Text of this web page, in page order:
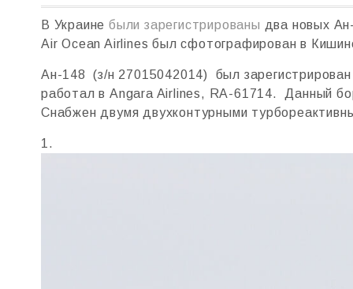
В Украине были зарегистрированы два новых
Air Ocean Airlines был сфотографирован в
Ан-148 (з/н 27015042014) был
работал в Angara Airlines, RA-61714. Данный
Снабжен двумя двухконтурными
1.